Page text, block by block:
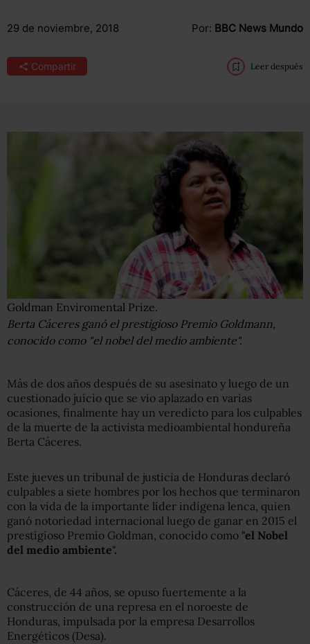
29 de noviembre, 2018 Por: BBC News Mundo
Compartir Leer después
Goldman Enviromental Prize.
Berta Cáceres ganó el prestigioso Premio Goldmann,
conocido como "el nobel del medio ambiente".
Más de dos años después de su asesinato y luego de un
cuestionado juicio que se vio aplazado en varias
ocasiones, finalmente hay un veredicto para los culpables
de la muerte de la activista medioambiental hondureña
Berta Cáceres.
Este jueves un tribunal de justicia de Honduras declaró
culpables a siete hombres por los hechos que terminaron
con la vida de la importante líder indígena lenca, quien
ganó notoriedad internacional luego de ganar en 2015 el
prestigioso Premio Goldman, conocido como "el Nobel
del medio ambiente".
Cáceres, de 44 años, se opuso fuertemente a la
construcción de una represa en el noroeste de
Honduras, impulsada por la empresa Desarrollos
Energéticos (Desa).